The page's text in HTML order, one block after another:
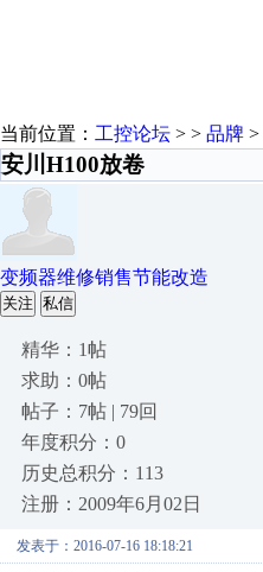
当前位置： 工控论坛 > > 品牌 >
安川H100放卷
变频器维修销售节能改造
关注 私信
精华：1帖
求助：0帖
帖子：7帖 | 79回
年度积分：0
历史总积分：113
注册：2009年6月02日
发表于：2016-07-16 18:18:21